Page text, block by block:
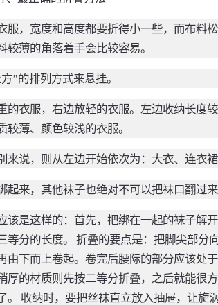
服，宽度和高度都要折得小一些，而布料
较薄的角落着手会比较容易。
”的排列方式来悬挂。
的衣服，右边放轻的衣服。左边收纳长度
较薄、颜色较浅的衣服。
来说，则从左边开始依次为：大衣、连衣
起来，其他袜子也绝对不可以把袜口翻过来
该是这样的：首先，把绑在一起的袜子解
等分的长度。 折叠的要点是：把脚尖部分
由下而上卷起。卷完后腰际的部分应该处
厚的材质则先按二等分折叠，之后就能很
。 收纳时，要把丝袜直立放入抽屉，让旋